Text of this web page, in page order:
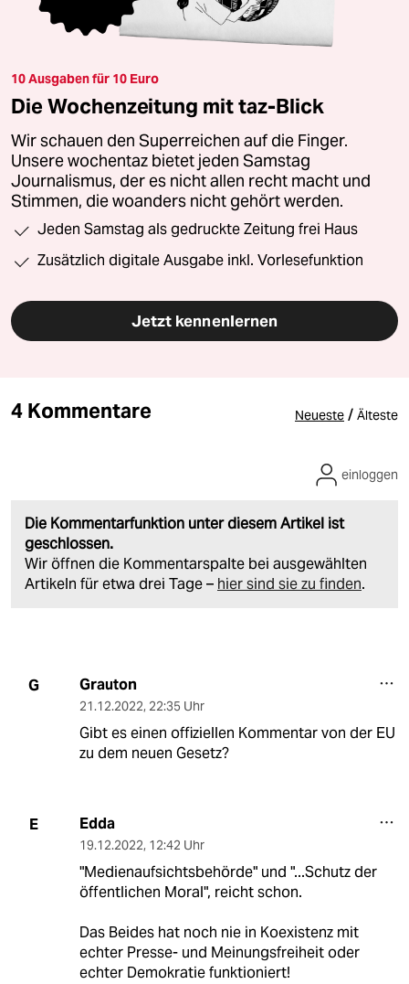
10 Ausgaben für 10 Euro
Die Wochenzeitung mit taz-Blick
Wir schauen den Superreichen auf die Finger.
Unsere wochentaz bietet jeden Samstag
Journalismus, der es nicht allen recht macht und
Stimmen, die woanders nicht gehört werden.
Jeden Samstag als gedruckte Zeitung frei Haus
Zusätzlich digitale Ausgabe inkl. Vorlesefunktion
Jetzt kennenlernen
4 Kommentare Neueste / Älteste
Die Kommentarfunktion unter diesem Artikel ist
geschlossen.
Wir öffnen die Kommentarspalte bei ausgewählten
Artikeln für etwa drei Tage – hier sind sie zu finden.
einloggen
G Grauton
21.12.2022, 22:35 Uhr
Gibt es einen offiziellen Kommentar von der EU
zu dem neuen Gesetz?
E Edda
19.12.2022, 12:42 Uhr
"Medienaufsichtsbehörde" und "...Schutz der
öffentlichen Moral", reicht schon.
Das Beides hat noch nie in Koexistenz mit
echter Presse- und Meinungsfreiheit oder
echter Demokratie funktioniert!